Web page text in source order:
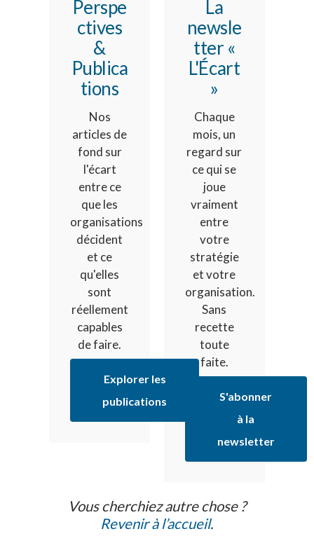
Perspe
ctives
&
Publica
tions
Nos
articles de
fond sur
l'écart
entre ce
que les
organisations
décident
et ce
qu'elles
sont
réellement
capables
de faire.
Explorer les
publications
La
newsle
tter «
L'Écart
»
Chaque
mois, un
regard sur
ce qui se
joue
vraiment
entre
votre
stratégie
et votre
organisation.
Sans
recette
toute
faite.
S'abonner
à la
newsletter
Vous cherchiez autre chose ?
Revenir à l’accueil.